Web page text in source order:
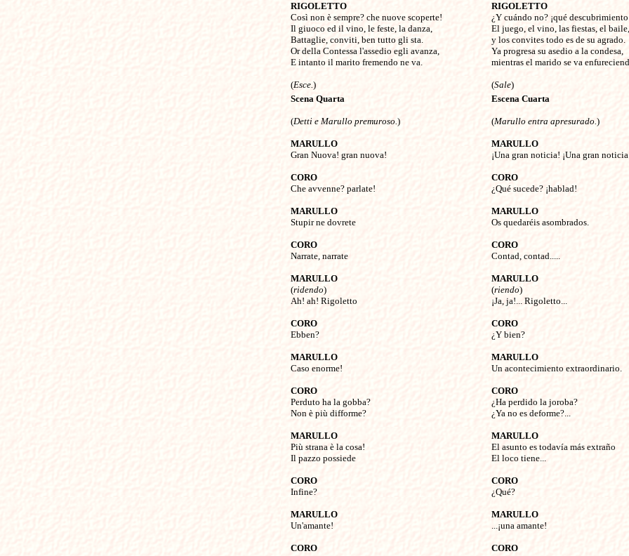
RIGOLETTO
Così non è sempre? che nuove scoperte!
Il giuoco ed il vino, le feste, la danza,
Battaglie, conviti, ben tutto gli sta.
Or della Contessa l'assedio egli avanza,
E intanto il marito fremendo ne va.
(Esce.
RIGOLETTO
¿Y cuándo no? ¡qué
El juego, el vino, las fiestas, el
y los convites todo es de su agrado.
Ya progresa su asedio a la condesa,
mientras el marido se va
(Sale
Scena Quarta
(Detti e Marullo premuroso.)
MARULLO
Gran Nuova! gran nuova!
CORO
Che avvenne? parlate!
MARULLO
Stupir ne dovrete
CORO
Narrate, narrate
MARULLO
(ridendo)
Ah! ah! Rigoletto
CORO
Ebben?
MARULLO
Caso enorme!
CORO
Perduto ha la gobba?
Non è più difforme?
MARULLO
Più strana è la cosa!
Il pazzo possiede
CORO
Infine?
MARULLO
Un'amante!
CORO
Escena Cuarta
(Marullo entra apresurado.)
MARULLO
¡Una gran noticia! ¡Una gran
CORO
¿Qué sucede? ¡hablad!
MARULLO
Os quedaréis asombrados.
CORO
Contad, contad.....
MARULLO
(riendo)
¡Ja, ja!... Rigoletto...
CORO
¿Y bien?
MARULLO
Un acontecimiento extraordinario.
CORO
¿Ha perdido la joroba?
¿Ya no es deforme?...
MARULLO
El asunto es todavía más extraño
El loco tiene...
CORO
¿Qué?
MARULLO
...¡una amante!
CORO